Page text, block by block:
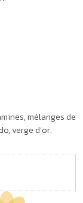
mélanges de
verge d’or.